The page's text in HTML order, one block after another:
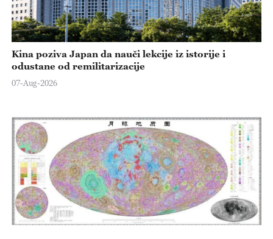
Kina poziva Japan da nauči lekcije iz istorije i
odustane od remilitarizacije
07-Aug-2026